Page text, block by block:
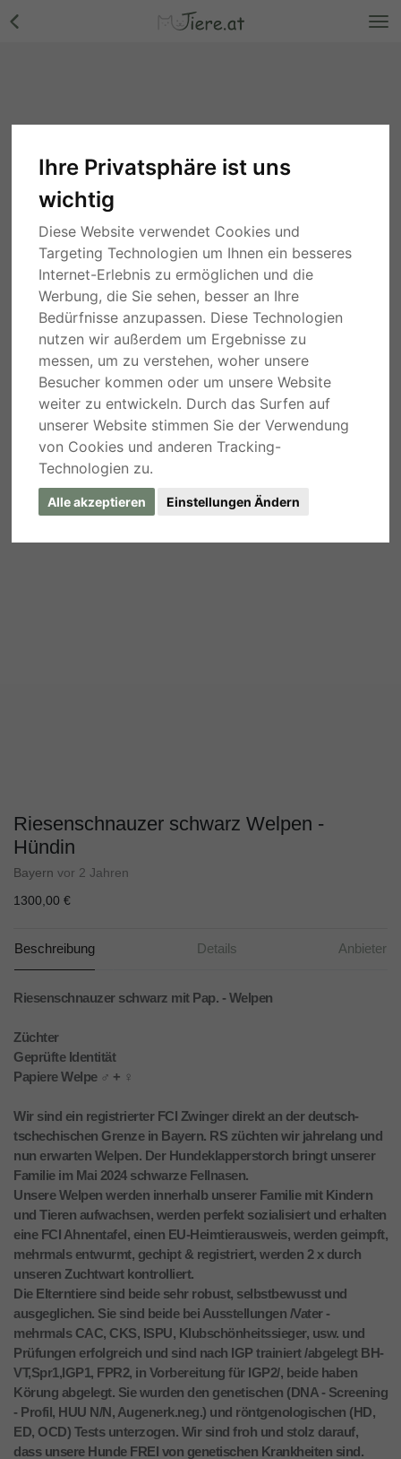
Ihre Privatsphäre ist uns
wichtig
Diese Website verwendet Cookies und
Targeting Technologien um Ihnen ein besseres
Internet-Erlebnis zu ermöglichen und die
Werbung, die Sie sehen, besser an Ihre
Bedürfnisse anzupassen. Diese Technologien
nutzen wir außerdem um Ergebnisse zu
messen, um zu verstehen, woher unsere
Besucher kommen oder um unsere Website
weiter zu entwickeln. Durch das Surfen auf
unserer Website stimmen Sie der Verwendung
von Cookies und anderen Tracking-
Technologien zu.
Alle akzeptieren Einstellungen Ändern
Riesenschnauzer schwarz Welpen -
Hündin
Bayern vor 2 Jahren
1300,00 €
Beschreibung Details Anbieter
Riesenschnauzer schwarz mit Pap. - Welpen
Züchter
Geprüfte Identität
Papiere Welpe ♂ + ♀
Wir sind ein registrierter FCI Zwinger direkt an der deutsch-
tschechischen Grenze in Bayern. RS züchten wir jahrelang und
nun erwarten Welpen. Der Hundeklapperstorch bringt unserer
Familie im Mai 2024 schwarze Fellnasen.
Unsere Welpen werden innerhalb unserer Familie mit Kindern
und Tieren aufwachsen, werden perfekt sozialisiert und erhalten
eine FCI Ahnentafel, einen EU-Heimtierausweis, werden geimpft,
mehrmals entwurmt, gechipt & registriert, werden 2 x durch
unseren Zuchtwart kontrolliert.
Die Elterntiere sind beide sehr robust, selbstbewusst und
ausgeglichen. Sie sind beide bei Ausstellungen /Vater -
mehrmals CAC, CKS, ISPU, Klubschönheitssieger, usw. und
Prüfungen erfolgreich und sind nach IGP trainiert /abgelegt BH-
VT,Spr1,IGP1, FPR2, in Vorbereitung für IGP2/, beide haben
Körung abgelegt. Sie wurden den genetischen (DNA - Screening
- Profil, HUU N/N, Augenerk.neg.) und röntgenologischen (HD,
ED, OCD) Tests unterzogen. Wir sind froh und stolz darauf,
dass unsere Hunde FREI von genetischen Krankheiten sind.